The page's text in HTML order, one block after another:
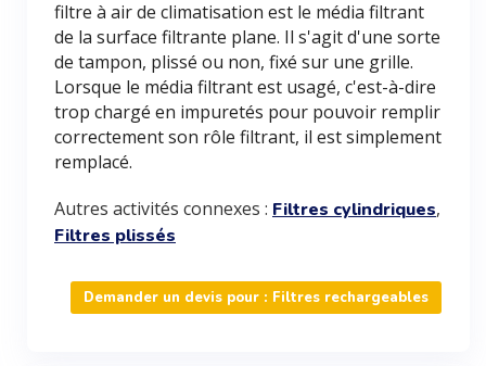
filtre à air de climatisation est le média filtrant
de la surface filtrante plane. Il s'agit d'une sorte
de tampon, plissé ou non, fixé sur une grille.
Lorsque le média filtrant est usagé, c'est-à-dire
trop chargé en impuretés pour pouvoir remplir
correctement son rôle filtrant, il est simplement
remplacé.
Autres activités connexes : Filtres cylindriques,
Filtres plissés
Demander un devis pour : Filtres rechargeables